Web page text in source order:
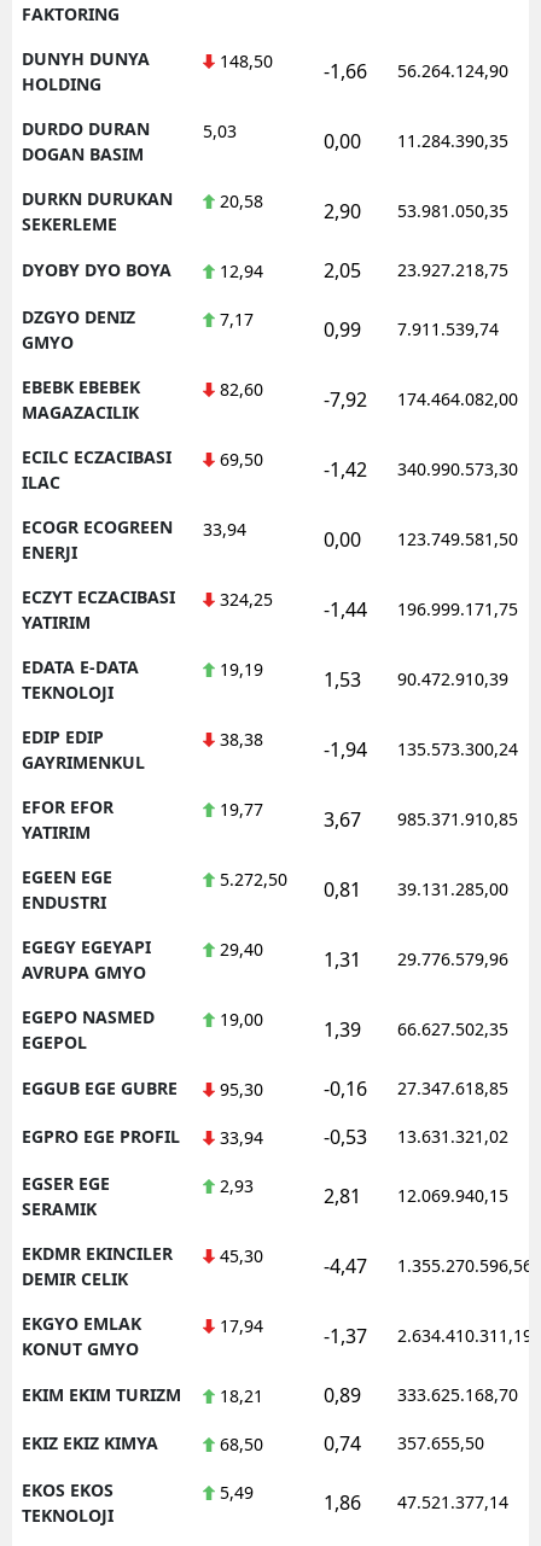
FAKTORING
DUNYH DUNYA
HOLDING
148,50 -1,66 56.264.124,90
DURDO DURAN
DOGAN BASIM
5,03 0,00 11.284.390,35
DURKN DURUKAN
SEKERLEME
20,58 2,90 53.981.050,35
DYOBY DYO BOYA 12,94 2,05 23.927.218,75
DZGYO DENIZ
GMYO
7,17 0,99 7.911.539,74
EBEBK EBEBEK
MAGAZACILIK
82,60 -7,92 174.464.082,00
ECILC ECZACIBASI
ILAC
69,50 -1,42 340.990.573,30
ECOGR ECOGREEN
ENERJI
33,94 0,00 123.749.581,50
ECZYT ECZACIBASI
YATIRIM
324,25 -1,44 196.999.171,75
EDATA E-DATA
TEKNOLOJI
19,19 1,53 90.472.910,39
EDIP EDIP
GAYRIMENKUL
38,38 -1,94 135.573.300,24
EFOR EFOR
YATIRIM
19,77 3,67 985.371.910,85
EGEEN EGE
ENDUSTRI
5.272,50 0,81 39.131.285,00
EGEGY EGEYAPI
AVRUPA GMYO
29,40 1,31 29.776.579,96
EGEPO NASMED
EGEPOL
19,00 1,39 66.627.502,35
EGGUB EGE GUBRE 95,30 -0,16 27.347.618,85
EGPRO EGE PROFIL 33,94 -0,53 13.631.321,02
EGSER EGE
SERAMIK
2,93 2,81 12.069.940,15
EKDMR EKINCILER
DEMIR CELIK
45,30 -4,47 1.355.270.596,56
EKGYO EMLAK
KONUT GMYO
17,94 -1,37 2.634.410.311,19
EKIM EKIM TURIZM 18,21 0,89 333.625.168,70
EKIZ EKIZ KIMYA 68,50 0,74 357.655,50
EKOS EKOS
TEKNOLOJI
5,49 1,86 47.521.377,14